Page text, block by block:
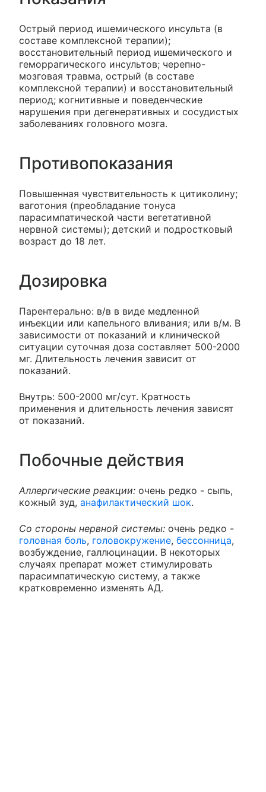
Острый период ишемического инсульта (в
составе комплексной терапии);
восстановительный период ишемического и
геморрагического инсультов; черепно-
мозговая травма, острый (в составе
комплексной терапии) и восстановительный
период; когнитивные и поведенческие
нарушения при дегенеративных и сосудистых
заболеваниях головного мозга.
Противопоказания
Повышенная чувствительность к цитиколину;
ваготония (преобладание тонуса
парасимпатической части вегетативной
нервной системы); детский и подростковый
возраст до 18 лет.
Дозировка
Парентерально: в/в в виде медленной
инъекции или капельного вливания; или в/м. В
зависимости от показаний и клинической
ситуации суточная доза составляет 500-2000
мг. Длительность лечения зависит от
показаний.
Внутрь: 500-2000 мг/сут. Кратность
применения и длительность лечения зависят
от показаний.
Побочные действия
Аллергические реакции: очень редко - сыпь,
кожный зуд, анафилактический шок.
Со стороны нервной системы: очень редко -
головная боль, головокружение, бессонница,
возбуждение, галлюцинации. В некоторых
случаях препарат может стимулировать
парасимпатическую систему, а также
кратковременно изменять АД.